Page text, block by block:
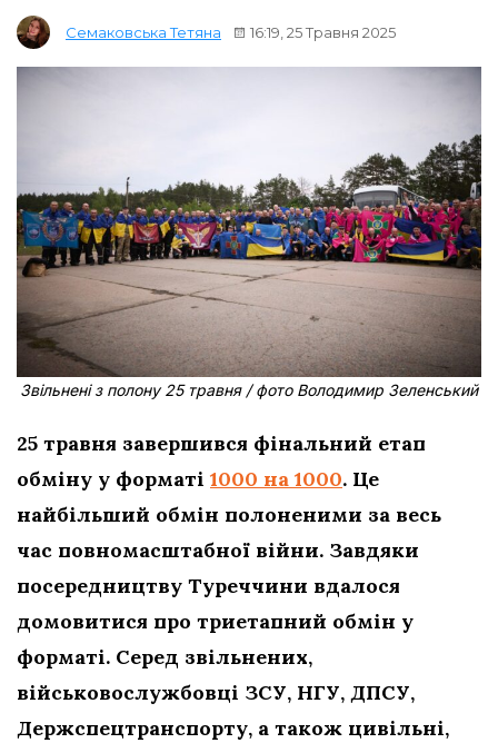
Семаковська Тетяна 16:19, 25 Травня 2025
Звільнені з полону 25 травня / фото Володимир Зеленський
25 травня завершився фінальний етап
обміну у форматі 1000 на 1000. Це
найбільший обмін полоненими за весь
час повномасштабної війни. Завдяки
посередництву Туреччини вдалося
домовитися про триетапний обмін у
форматі. Серед звільнених,
військовослужбовці ЗСУ, НГУ, ДПСУ,
Держспецтранспорту, а також цивільні,